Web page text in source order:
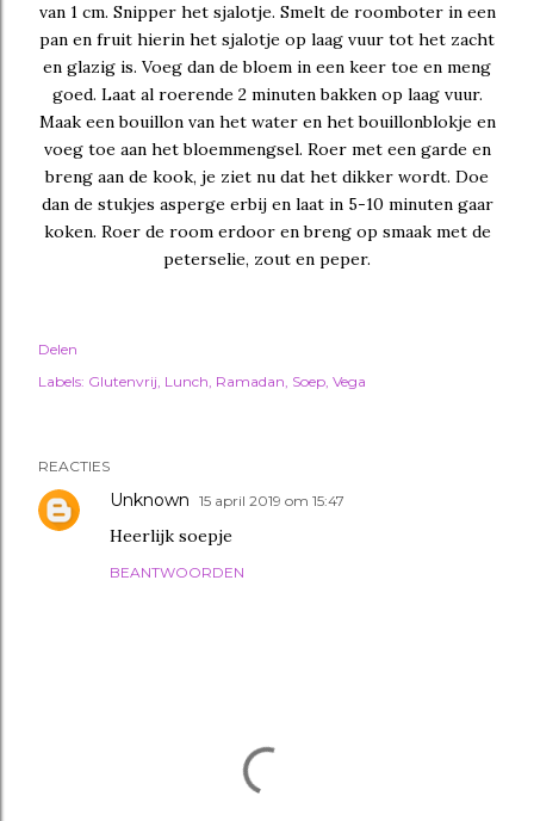
van 1 cm. Snipper het sjalotje. Smelt de roomboter in een
pan en fruit hierin het sjalotje op laag vuur tot het zacht
en glazig is. Voeg dan de bloem in een keer toe en meng
goed. Laat al roerende 2 minuten bakken op laag vuur.
Maak een bouillon van het water en het bouillonblokje en
voeg toe aan het bloemmengsel. Roer met een garde en
breng aan de kook, je ziet nu dat het dikker wordt. Doe
dan de stukjes asperge erbij en laat in 5-10 minuten gaar
koken. Roer de room erdoor en breng op smaak met de
peterselie, zout en peper.
Delen
Labels: Glutenvrij Lunch Ramadan Soep Vega
REACTIES
Unknown 15 april 2019 om 15:47
Heerlijk soepje
BEANTWOORDEN